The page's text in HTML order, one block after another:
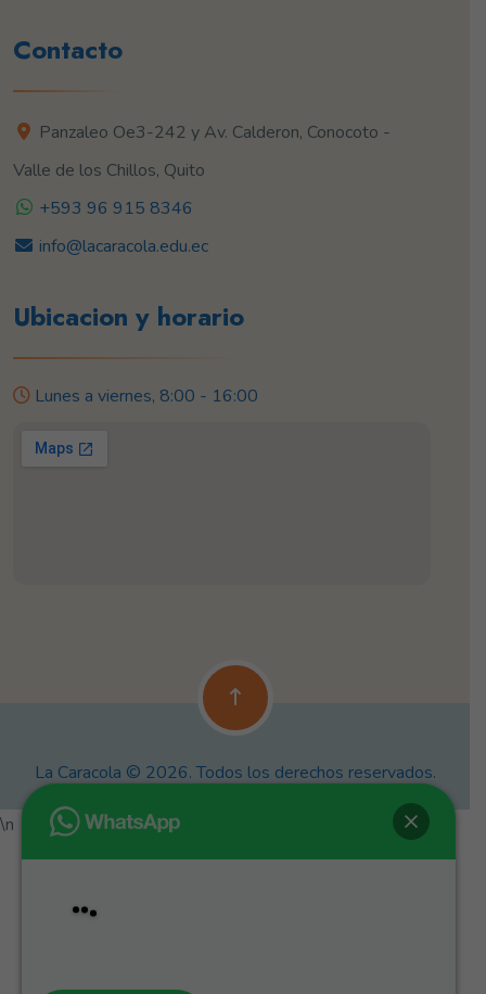
Contacto
Panzaleo Oe3-242 y Av. Calderon, Conocoto -
Valle de los Chillos, Quito
+593 96 915 8346
info@lacaracola.edu.ec
Ubicacion y horario
Lunes a viernes, 8:00 - 16:00
La Caracola © 2026. Todos los derechos reservados.
\n